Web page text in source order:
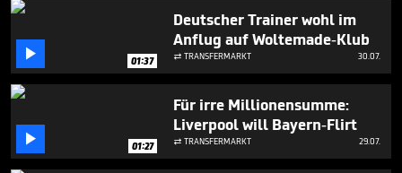
 01:37
Deutscher Trainer wohl im
Anflug auf Woltemade-Klub
 TRANSFERMARKT 30.07.
 01:27
Für irre Millionensumme:
Liverpool will Bayern-Flirt
 TRANSFERMARKT 29.07.